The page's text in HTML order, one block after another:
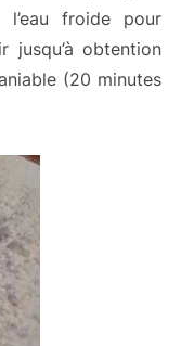
froide pour
jusqu’à obtention
(20 minutes